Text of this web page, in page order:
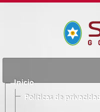
Inicio
Políticas de privacidad